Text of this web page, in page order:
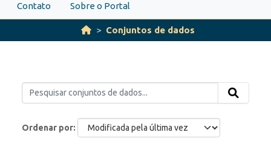
Contato Sobre o Portal
Conjuntos de dados
Ordenar por